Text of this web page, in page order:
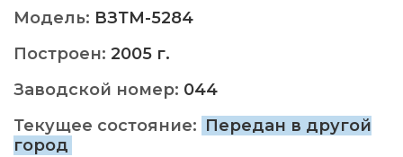
Модель: ВЗТМ-5284
Построен: 2005 г.
Заводской номер: 044
Текущее состояние: Передан в другой
город